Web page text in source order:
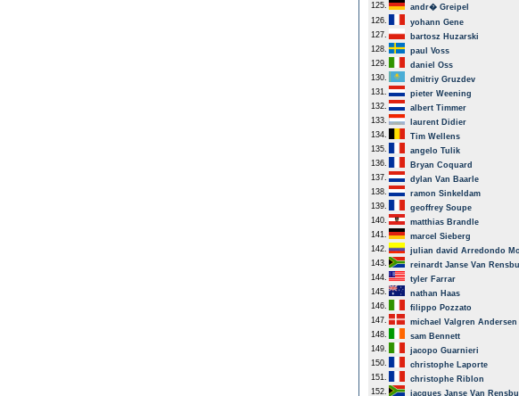
125.
andr� Greipel
126.
yohann Gene
127.
bartosz Huzarski
128.
paul Voss
129.
daniel Oss
130.
dmitriy Gruzdev
131.
pieter Weening
132.
albert Timmer
133.
laurent Didier
134.
Tim Wellens
135.
angelo Tulik
136.
Bryan Coquard
137.
dylan Van Baarle
138.
ramon Sinkeldam
139.
geoffrey Soupe
140.
matthias Brandle
141.
marcel Sieberg
142.
julian david Arredondo
143.
reinardt Janse Van
144.
tyler Farrar
145.
nathan Haas
146.
filippo Pozzato
147.
michael Valgren Andersen
148.
sam Bennett
149.
jacopo Guarnieri
150.
christophe Laporte
151.
christophe Riblon
152.
jacques Janse Van